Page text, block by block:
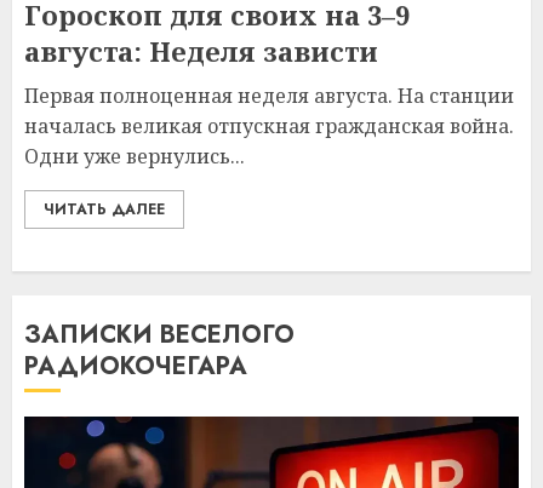
Гороскоп для своих на 3–9
августа: Неделя зависти
Первая полноценная неделя августа. На станции
началась великая отпускная гражданская война.
Одни уже вернулись...
ЧИТАТЬ ДАЛЕЕ
ЗАПИСКИ ВЕСЕЛОГО
РАДИОКОЧЕГАРА